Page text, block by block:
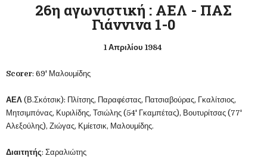
26η αγωνιστική : ΑΕΛ - ΠΑΣ
Γιάννινα 1-0
1 Απριλίου 1984
Scorer: 69' Μαλουμίδης
ΑΕΛ (Β.Σκότσικ): Πλίτσης, Παραφέστας, Πατσιαβούρας, Γκαλίτσιος,
Μητσιμπόνας, Κυριλίδης, Τσιώλης (54' Γκαμπέτας), Βουτυρίτσας (77'
Αλεξούλης), Ζιώγας, Κμίετσικ, Μαλουμίδης.
Διαιτητής: Σαραλιώτης